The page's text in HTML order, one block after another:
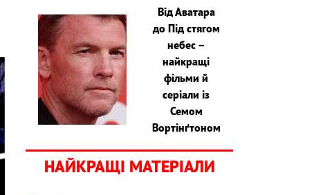
Від Аватара
до Під стягом
небес –
найкращі
фільми й
серіали із
Семом
Вортінґтоном
НАЙКРАЩІ МАТЕРІАЛИ